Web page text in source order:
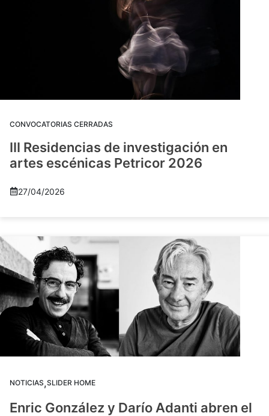
CONVOCATORIAS CERRADAS
III Residencias de investigación en
artes escénicas Petricor 2026
27/04/2026
NOTICIAS,SLIDER HOME
Enric González y Darío Adanti abren el